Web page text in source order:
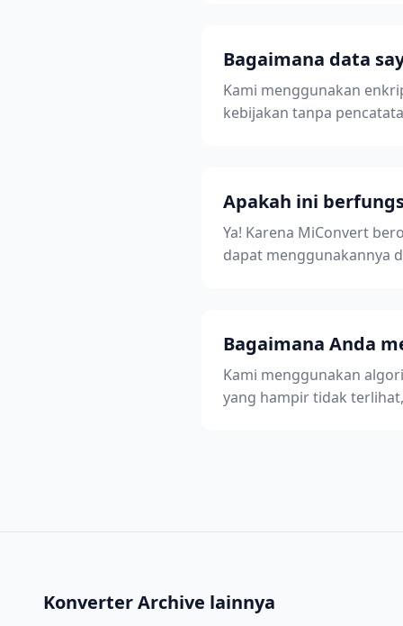
Bagaimana data
Kami menggunakan
kebijakan tanpa
Apakah ini
Ya! Karena MiConvert
dapat menggunakannya
Bagaimana Anda
Kami menggunakan
yang hampir tidak
Konverter Archive lainnya